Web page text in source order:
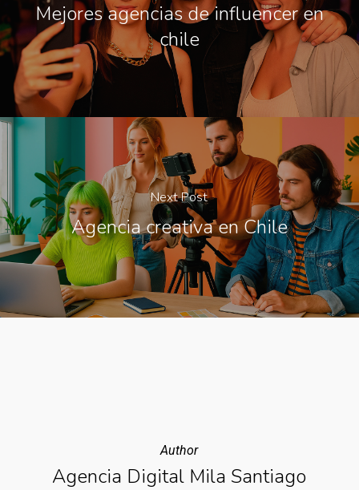
Mejores agencias de influencer en
chile
Next Post
Agencia creativa en Chile
Author
Agencia Digital Mila Santiago